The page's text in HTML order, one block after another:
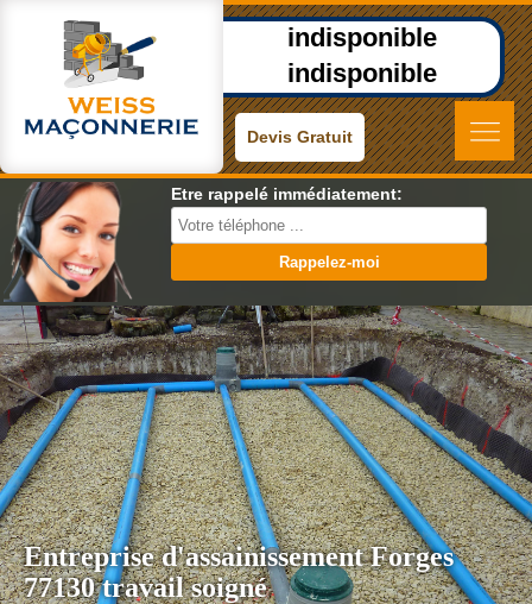
indisponible
indisponible
Devis Gratuit
Etre rappelé immédiatement:
Entreprise d'assainissement Forges
77130 travail soigné